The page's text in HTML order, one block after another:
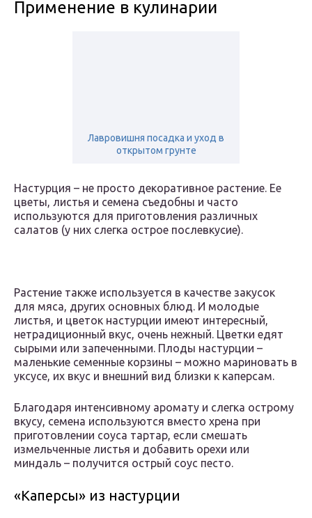
Применение в кулинарии
Лавровишня посадка и уход в
открытом грунте
Настурция – не просто декоративное растение. Ее
цветы, листья и семена съедобны и часто
используются для приготовления различных
салатов (у них слегка острое послевкусие).
Растение также используется в качестве закусок
для мяса, других основных блюд. И молодые
листья, и цветок настурции имеют интересный,
нетрадиционный вкус, очень нежный. Цветки едят
сырыми или запеченными. Плоды настурции –
маленькие семенные корзины – можно мариновать в
уксусе, их вкус и внешний вид близки к каперсам.
Благодаря интенсивному аромату и слегка острому
вкусу, семена используются вместо хрена при
приготовлении соуса тартар, если смешать
измельченные листья и добавить орехи или
миндаль – получится острый соус песто.
«Каперсы» из настурции